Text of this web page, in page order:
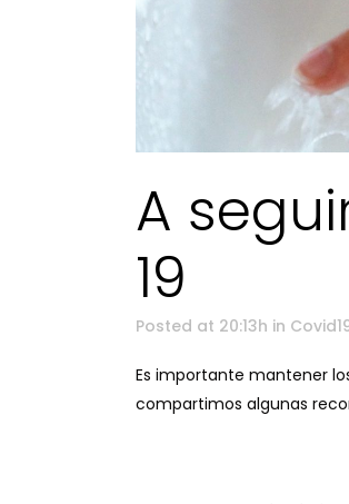
A
19
Posted at 20:13h in
Es importante mantener
compartimos algunas